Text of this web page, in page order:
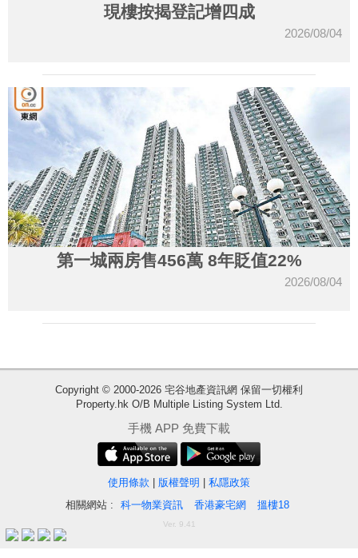
體
体
現樓按揭登記增四成
2026/08/04
第一城兩房售456萬 8年貶值22%
2026/08/04
Copyright © 2000-2026 宅谷地產資訊網 保留一切權利
Property.hk O/B Multiple Listing System Ltd.
手機 APP 免費下載
使用條款 版權聲明
私隱政策
相關網站 :
科一物業資訊 香港豪宅網 搵樓18
Ver. 9.41